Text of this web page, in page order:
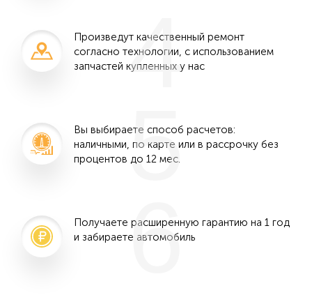
Произведут качественный ремонт
согласно технологии, с использованием
запчастей купленных у нас
4
Вы выбираете способ расчетов:
наличными, по карте или в рассрочку без
процентов до 12 мес.
5
Получаете расширенную гарантию на 1 год
и забираете автомобиль
6